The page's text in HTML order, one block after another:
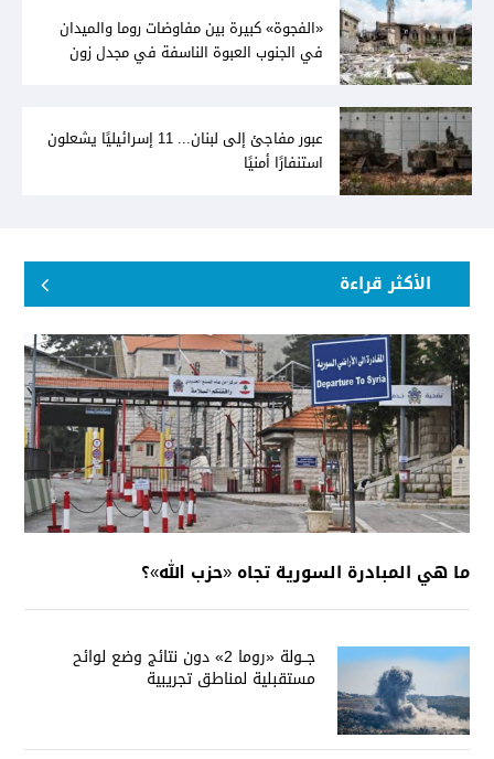
«الفجوة» كبيرة بين مفاوضات روما والميدان
في الجنوب العبوة الناسفة في مجدل زون
عبور مفاجئ إلى لبنان... 11 إسرائيليًا يشعلون
استنفارًا أمنيًا
الأكثر قراءة
ما هي المبادرة السورية تجاه «حزب الله»؟
جــولة «روما 2» دون نتائج وضع لوائح
مستقبلية لمناطق تجريبية